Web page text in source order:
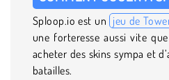
Sploop.io est un jeu de
une forteresse aussi vite
acheter des skins sympa et
batailles.